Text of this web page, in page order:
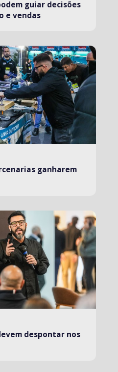
guiar decisões
e vendas
ganharem
despontar nos